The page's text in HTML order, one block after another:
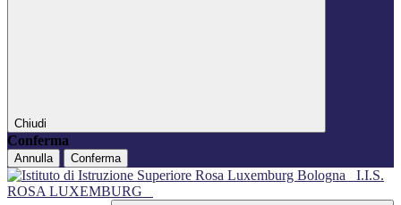
Chiudi
Conferma
Annulla Conferma
I.I.S.
ROSA LUXEMBURG